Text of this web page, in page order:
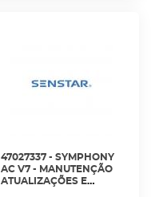
47027337 - SYMPHONY
AC V7 - MANUTENÇÃO
ATUALIZAÇÕES E